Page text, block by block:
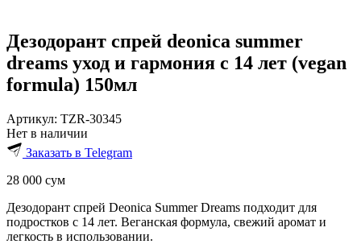
Дезодорант спрей deonica summer
dreams уход и гармония с 14 лет (vegan
formula) 150мл
Артикул: TZR-30345
Нет в наличии
Заказать в Telegram
28 000 сум
Дезодорант спрей Deonica Summer Dreams подходит для
подростков с 14 лет. Веганская формула, свежий аромат и
легкость в использовании.